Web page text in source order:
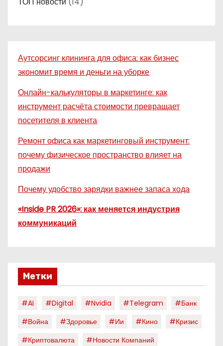
Аутсорсинг клининга для офиса: как бизнес
экономит время и деньги на уборке
Онлайн-калькуляторы в маркетинге: как
инструмент расчёта стоимости превращает
посетителя в клиента
Ремонт офиса как маркетинговый инструмент:
почему физическое пространство влияет на
продажи
Почему удобство зарядки важнее запаса хода
«Inside PR 2026»: как меняется индустрия
коммуникаций
Метки
#AI #digital #nvidia #telegram
#банк
#война
#здоровье #ии #кино
#кризис
#криптовалюта
#новости Компаний